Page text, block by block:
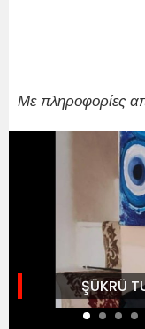
Με πληροφορίες
ŞÜKRÜ